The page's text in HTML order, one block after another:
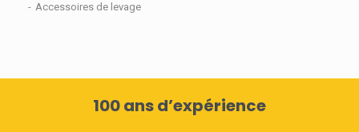
Accessoires de levage
100 ans d’expérience